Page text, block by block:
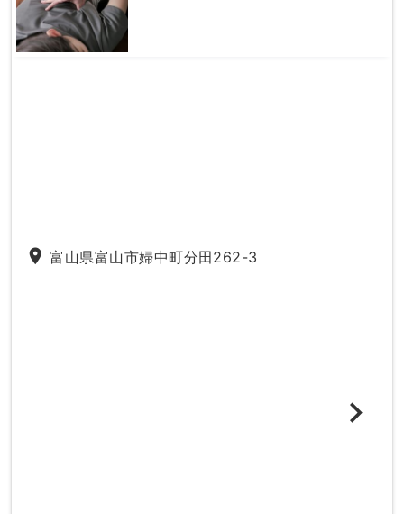
place 富山県富山市婦中町分田262-3